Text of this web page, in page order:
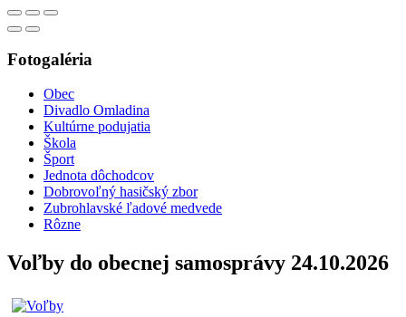
Fotogaléria
Obec
Divadlo Omladina
Kultúrne podujatia
Škola
Šport
Jednota dôchodcov
Dobrovoľný hasičský zbor
Zubrohlavské ľadové medvede
Rôzne
Voľby do obecnej samosprávy 24.10.2026